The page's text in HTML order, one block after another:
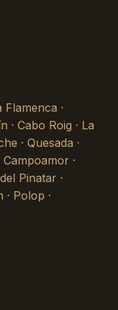
Flamenca ·
· Cabo Roig · La
· Quesada ·
·
Pinatar ·
Polop ·